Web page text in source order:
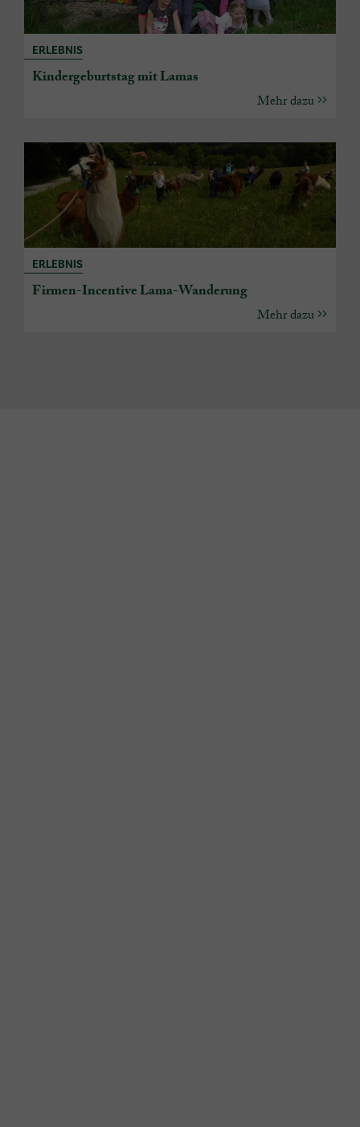
ERLEBNIS
Kindergeburtstag mit Lamas
Mehr dazu
ERLEBNIS
Firmen-Incentive Lama-Wanderung
Mehr dazu